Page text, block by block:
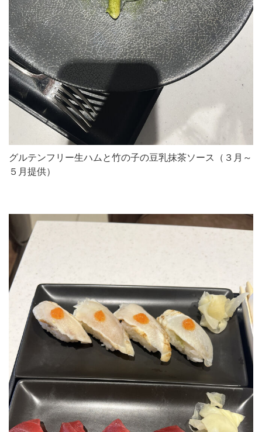
グルテンフリー生ハムと竹の子の豆乳抹茶ソース（３月～
５月提供）